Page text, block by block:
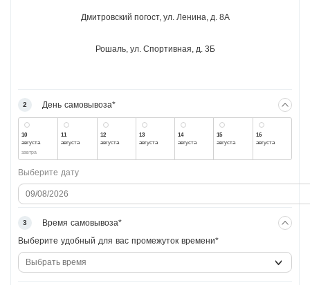
Дмитровский погост, ул. Ленина, д. 8А
Рошаль, ул. Спортивная, д. 3Б
2 День самовывоза*
10
августа
завтра
11
августа
12
августа
13
августа
14
августа
15
августа
16
августа
Выберите дату
3
Время самовывоза*
Выберите удобный для вас промежуток времени*
›